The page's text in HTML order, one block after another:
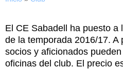
El CE Sabadell ha puesto a
de la temporada 2016/17. A
socios y aficionados
oficinas del club. El precio